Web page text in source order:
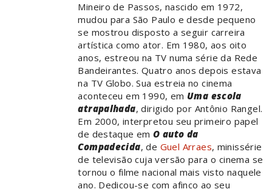
Mineiro de Passos, nascido em 1972,
mudou para São Paulo e desde pequeno
se mostrou disposto a seguir carreira
artística como ator. Em 1980, aos oito
anos, estreou na TV numa série da Rede
Bandeirantes. Quatro anos depois estava
na TV Globo. Sua estreia no cinema
aconteceu em 1990, em Uma escola
atrapalhada, dirigido por Antônio Rangel.
Em 2000, interpretou seu primeiro papel
de destaque emO auto da
Compadecida, de Guel Arraes, minissérie
de televisão cuja versão para o cinema se
tornou o filme nacional mais visto naquele
ano. Dedicou-se com afinco ao seu